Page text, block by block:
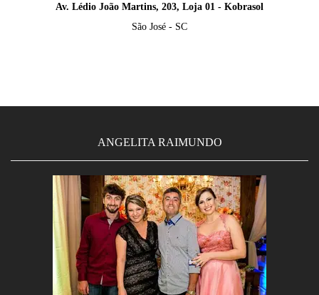
Av. Lédio João Martins, 203, Loja 01 - Kobrasol
São José - SC
ANGELITA RAIMUNDO